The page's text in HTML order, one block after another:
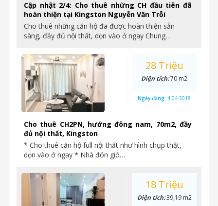
Cập nhật 2/4: Cho thuê những CH đầu tiên đã
hoàn thiện tại Kingston Nguyễn Văn Trỗi
Cho thuê những căn hộ đã được hoàn thiện sẵn
sàng, đầy đủ nội thất, dọn vào ở ngay Chung…
Cho thuê CH2PN, hướng đông nam, 70m2, đầy
đủ nội thất, Kingston
* Cho thuê căn hộ full nội thất như hình chụp thật,
dọn vào ở ngay * Nhà đón gió…
28 Triệu
Diện tích:70 m2
Ngày đăng: 4-04-2018
18 Triệu
Diện tích:39,19 m2